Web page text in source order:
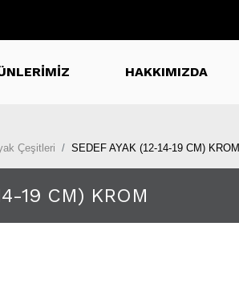
HAKKIMIZDA
Çeşitleri SEDEF AYAK (12-14-19 CM) KROM
19 CM) KROM